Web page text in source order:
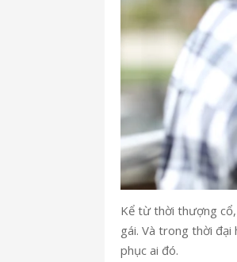
Kể từ thời thượng
gái. Và trong thời đại
phục ai đó.